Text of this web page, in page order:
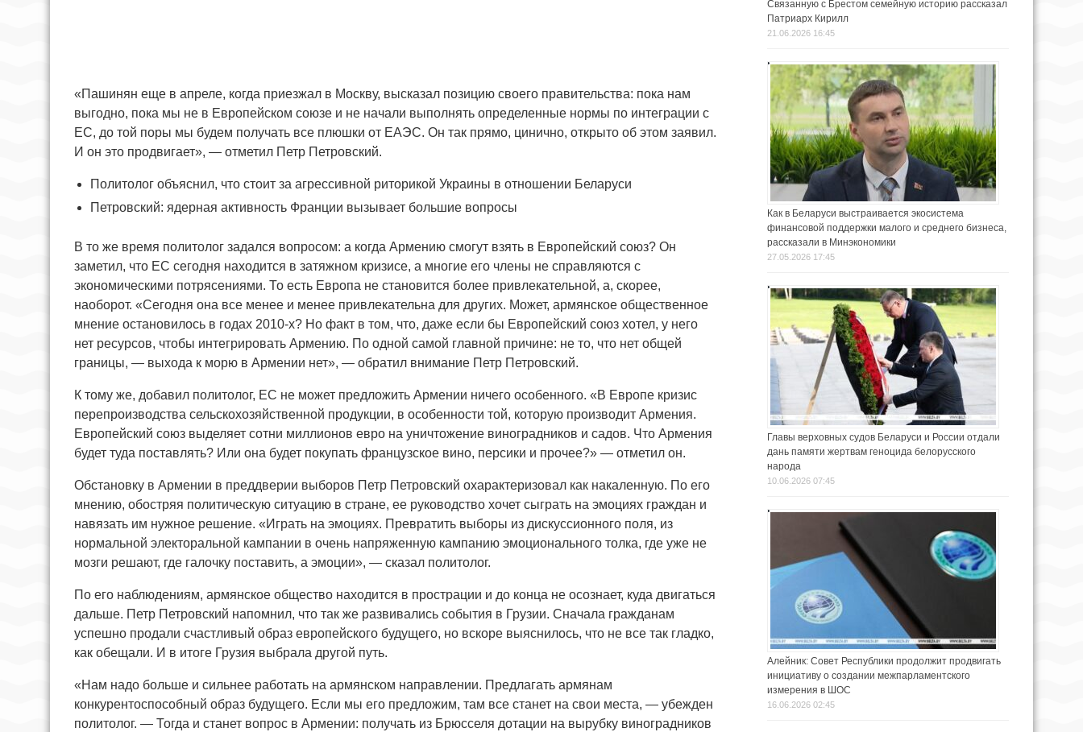
«Пашинян еще в апреле, когда приезжал в Москву, высказал позицию своего правительства: пока нам
выгодно, пока мы не в Европейском союзе и не начали выполнять определенные нормы по интеграции c
ЕС, до той поры мы будем получать все плюшки от ЕАЭС. Он так прямо, цинично, открыто об этом заявил.
И он это продвигает», — отметил Петр Петровский.
Политолог объяснил, что стоит за агрессивной риторикой Украины в отношении Беларуси
Петровский: ядерная активность Франции вызывает большие вопросы
В то же время политолог задался вопросом: а когда Армению смогут взять в Европейский союз? Он
заметил, что ЕС сегодня находится в затяжном кризисе, а многие его члены не справляются с
экономическими потрясениями. То есть Европа не становится более привлекательной, а, скорее,
наоборот. «Сегодня она все менее и менее привлекательна для других. Может, армянское общественное
мнение остановилось в годах 2010-х? Но факт в том, что, даже если бы Европейский союз хотел, у него
нет ресурсов, чтобы интегрировать Армению. По одной самой главной причине: не то, что нет общей
границы, — выхода к морю в Армении нет», — обратил внимание Петр Петровский.
К тому же, добавил политолог, ЕС не может предложить Армении ничего особенного. «В Европе кризис
перепроизводства сельскохозяйственной продукции, в особенности той, которую производит Армения.
Европейский союз выделяет сотни миллионов евро на уничтожение виноградников и садов. Что Армения
будет туда поставлять? Или она будет покупать французское вино, персики и прочее?» — отметил он.
Обстановку в Армении в преддверии выборов Петр Петровский охарактеризовал как накаленную. По его
мнению, обостряя политическую ситуацию в стране, ее руководство хочет сыграть на эмоциях граждан и
навязать им нужное решение. «Играть на эмоциях. Превратить выборы из дискуссионного поля, из
нормальной электоральной кампании в очень напряженную кампанию эмоционального толка, где уже не
мозги решают, где галочку поставить, а эмоции», — сказал политолог.
По его наблюдениям, армянское общество находится в прострации и до конца не осознает, куда двигаться
дальше. Петр Петровский напомнил, что так же развивались события в Грузии. Сначала гражданам
успешно продали счастливый образ европейского будущего, но вскоре выяснилось, что не все так гладко,
как обещали. И в итоге Грузия выбрала другой путь.
«Нам надо больше и сильнее работать на армянском направлении. Предлагать армянам
конкурентоспособный образ будущего. Если мы его предложим, там все станет на свои места, — убежден
политолог. — Тогда и станет вопрос в Армении: получать из Брюсселя дотации на вырубку виноградников
Связанную с Брестом семейную историю рассказал
Патриарх Кирилл
21.06.2026 16:45
Как в Беларуси выстраивается экосистема
финансовой поддержки малого и среднего бизнеса,
рассказали в Минэкономики
27.05.2026 17:45
Главы верховных судов Беларуси и России отдали
дань памяти жертвам геноцида белорусского
народа
10.06.2026 07:45
Алейник: Совет Республики продолжит продвигать
инициативу о создании межпарламентского
измерения в ШОС
16.06.2026 02:45